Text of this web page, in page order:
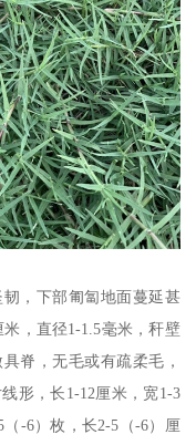
，下部匍匐地面蔓延甚
，直径1-1.5毫米，秆壁
脊，无毛或有疏柔毛，
形，长1-12厘米，宽1-3
-6）枚，长2-5（-6）厘